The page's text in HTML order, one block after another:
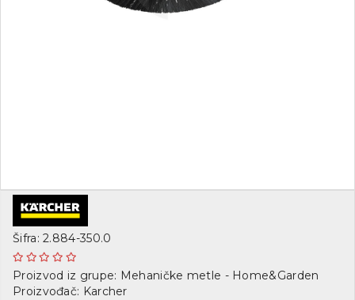
Šifra: 2.884-350.0
Proizvod iz grupe: Mehaničke metle - Home&Garden
Proizvođač: Karcher